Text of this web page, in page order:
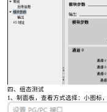
四、组态测试
1、制面板，查看方式选择：小图标